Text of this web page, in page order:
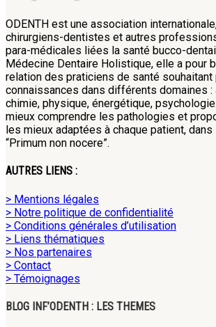
ODENTH est une association
chirurgiens-dentistes et autres
para-médicales liées la santé bucco-
Médecine Dentaire Holistique, elle a pour
relation des praticiens de santé souhaitant
connaissances dans différents domaines :
chimie, physique, énergétique,
mieux comprendre les pathologies et
les mieux adaptées à chaque patient,
“Primum non nocere”.
AUTRES LIENS :
> Mentions légales
> Notre politique de confidentialité
> Conditions générales d’utilisation
> Liens thématiques
> Nos partenaires
> Contact
> Témoignages
BLOG INF’ODENTH : LES THEMES